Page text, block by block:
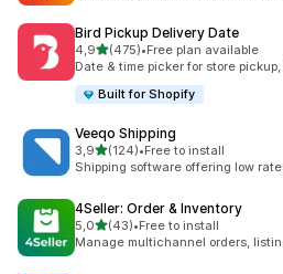
Bird Pickup Delivery Date
4,9z 5 hvězd
(475)
Celkový počet recenzí: 475
•Free plan available
Date & time picker for store
Built for Shopify
Veeqo Shipping
3,9z 5 hvězd
(124)
Celkový počet recenzí: 124
•Free to install
Shipping software offering low
4Seller: Order & Inventory
5,0z 5 hvězd
(43)
Celkový počet recenzí: 43
•Free to install
Manage multichannel orders,